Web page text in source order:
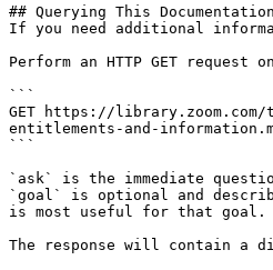
## Querying This Documentation
If you need additional
Perform an HTTP GET
```
GET https://library.zoom.com/
entitlements-and-
```
`ask` is the immediate
`goal` is optional and
is most useful for that goal.
The response will contain a